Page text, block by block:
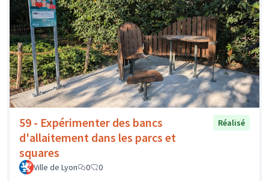
59 - Expérimenter des bancs
d'allaitement dans les parcs et
squares
Réalisé
Ville de Lyon 0 0